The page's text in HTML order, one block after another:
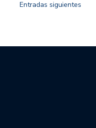
Entradas siguientes